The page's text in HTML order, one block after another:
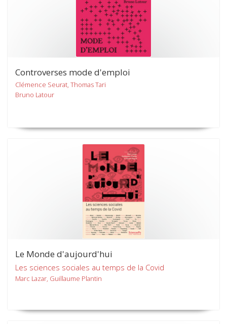
Controverses mode d'emploi
Clémence Seurat, Thomas Tari
Bruno Latour
Le Monde d'aujourd'hui
Les sciences sociales au temps de la Covid
Marc Lazar, Guillaume Plantin